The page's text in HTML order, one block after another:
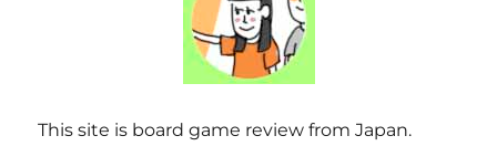
This site is board game review from Japan.